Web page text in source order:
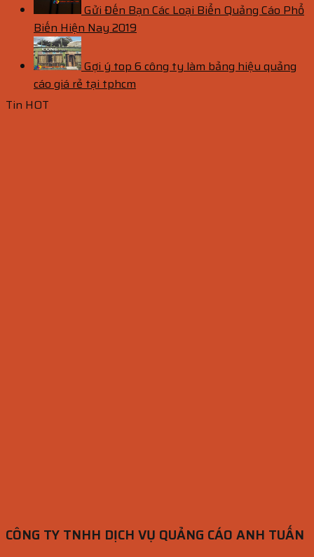
Gửi Đến Bạn Các Loại Biển Quảng Cáo Phổ
Biến Hiện Nay 2019
Gợi ý top 6 công ty làm bảng hiệu quảng
cáo giá rẻ tại tphcm
Tin HOT
CÔNG TY TNHH DỊCH VỤ QUẢNG CÁO ANH TUẤN